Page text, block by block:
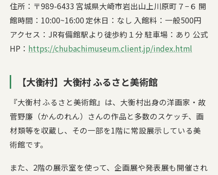
住所：〒989-6433 宮城県大崎市岩出山上川原町７−６ 開
館時間：10:00~16:00 定休日：なし 入館料：一般500円
アクセス：JR有備館駅より徒歩約１分 駐車場：あり 公式
HP： https://chubachimuseum.client.jp/index.html
【大衡村】大衡村 ふるさと美術館
『大衡村 ふるさと美術館』は、大衡村出身の洋画家・故
菅野廉（かんのれん）さんの作品と多数のスケッチ、画
材類等を収蔵し、その一部を1階に常設展示している美
術館です。
また、2階の展示室を使って、企画展や発表展も開催され